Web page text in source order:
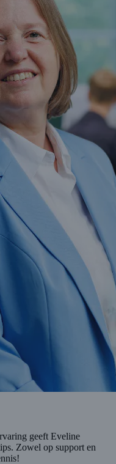
geeft Eveline
Zowel op support en